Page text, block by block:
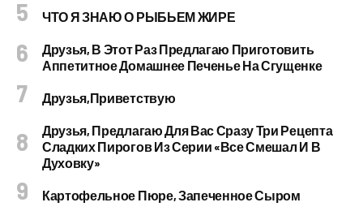
ЧТО Я ЗНАЮ О РЫБЬЕМ ЖИРЕ
Друзья, В Этот Раз Предлагаю Приготовить
Аппетитное Домашнее Печенье На Сгущенке
Друзья,приветствую
Друзья, Предлагаю Для Вас Сразу Три Рецепта
Сладких Пирогов Из Серии «все Смешал И В
Духовку»
Картофельное Пюре, Запеченное Сыром